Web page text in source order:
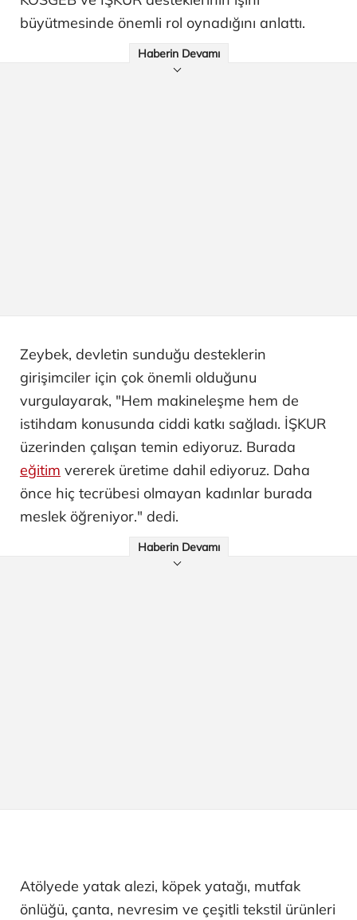
büyütmesinde önemli rol oynadığını anlattı.
Haberin Devamı
Zeybek, devletin sunduğu desteklerin
girişimciler için çok önemli olduğunu
vurgulayarak, "Hem makineleşme hem de
istihdam konusunda ciddi katkı sağladı. İŞKUR
üzerinden çalışan temin ediyoruz. Burada
eğitim vererek üretime dahil ediyoruz. Daha
önce hiç tecrübesi olmayan kadınlar burada
meslek öğreniyor." dedi.
Haberin Devamı
Atölyede yatak alezi, köpek yatağı, mutfak
önlüğü, çanta, nevresim ve çeşitli tekstil ürünleri